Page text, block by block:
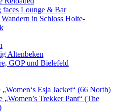
faces Lounge & Bar
in Schloss Holte-
Altenbeken
GOP und Bielefeld
„Women‘s Esja Jacket“ (66 North)
„Women’s Trekker Pant“ (The